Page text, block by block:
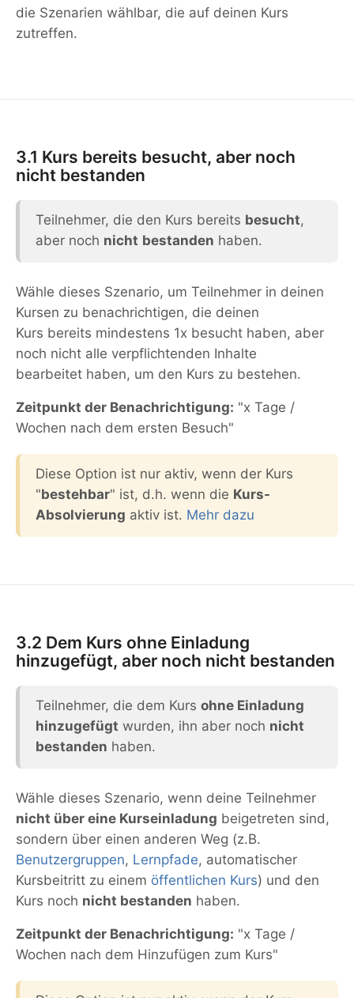
die Szenarien wählbar, die auf deinen Kurs
zutreffen.
3.1 Kurs bereits besucht, aber noch
nicht bestanden
Teilnehmer, die den Kurs bereits besucht,
aber noch nicht bestanden haben.
Wähle dieses Szenario, um Teilnehmer in deinen
Kursen zu benachrichtigen, die deinen
Kurs bereits mindestens 1x besucht haben, aber
noch nicht alle verpflichtenden Inhalte
bearbeitet haben, um den Kurs zu bestehen.
Zeitpunkt der Benachrichtigung: "x Tage /
Wochen nach dem ersten Besuch"
Diese Option ist nur aktiv, wenn der Kurs
"bestehbar" ist, d.h. wenn die Kurs-
Absolvierung aktiv ist. Mehr dazu
3.2 Dem Kurs ohne Einladung
hinzugefügt, aber noch nicht bestanden
Teilnehmer, die dem Kurs ohne Einladung
hinzugefügt wurden, ihn aber noch nicht
bestanden haben.
Wähle dieses Szenario, wenn deine Teilnehmer
nicht über eine Kurseinladung beigetreten sind,
sondern über einen anderen Weg (z.B.
Benutzergruppen, Lernpfade, automatischer
Kursbeitritt zu einem öffentlichen Kurs) und den
Kurs noch nicht bestanden haben.
Zeitpunkt der Benachrichtigung: "x Tage /
Wochen nach dem Hinzufügen zum Kurs"